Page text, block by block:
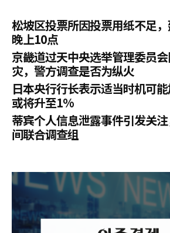
松坡区投票所因投票用纸不足
晚上10点
京畿道过天中央选举管理委员
灾，警方调查是否为纵火
日本央行行长表示适当时机可
或将升至1%
蒂宾个人信息泄露事件引发关
间联合调查组